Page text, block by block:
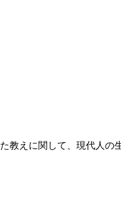
えに関して、現代人の